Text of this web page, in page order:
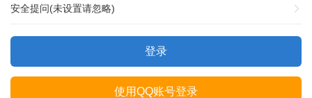
安全提问(未设置请忽略)
登录
使用QQ账号登录